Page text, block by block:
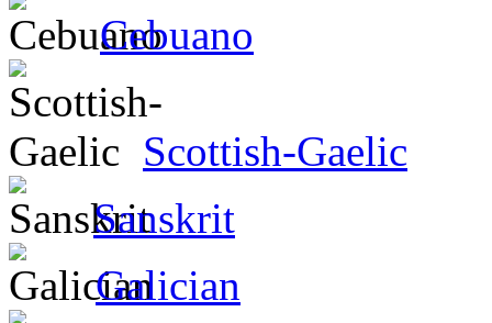
Cebuano
Scottish-Gaelic
Sanskrit
Galician